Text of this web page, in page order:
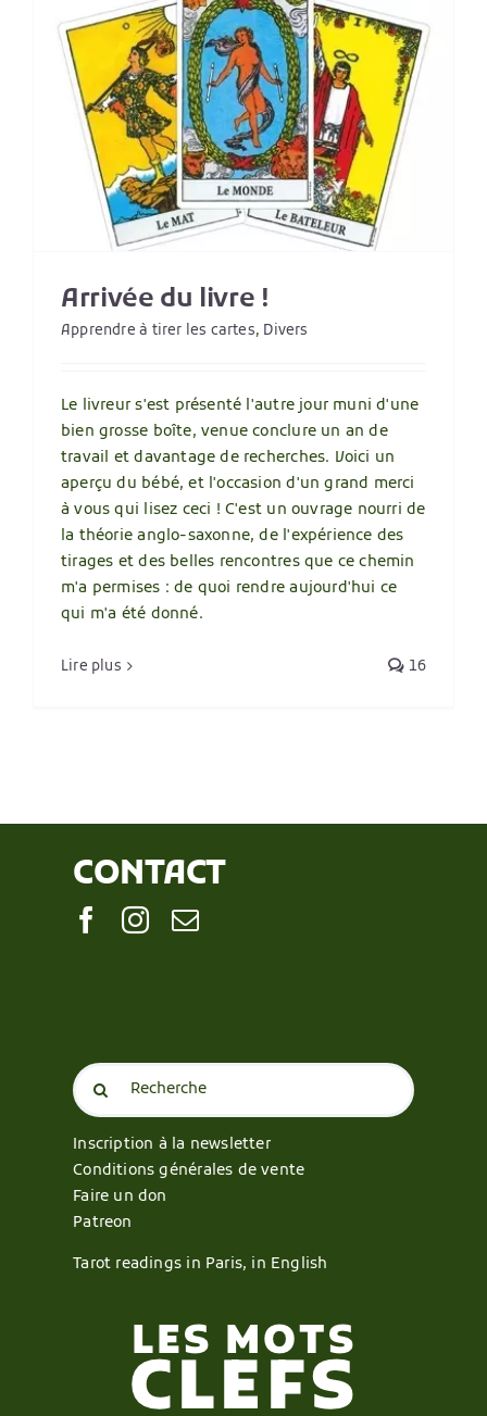
Arrivée du livre !
Apprendre à tirer les cartes, Divers
Le livreur s'est présenté l'autre jour muni d'une
bien grosse boîte, venue conclure un an de
travail et davantage de recherches. Voici un
aperçu du bébé, et l'occasion d'un grand merci
à vous qui lisez ceci ! C'est un ouvrage nourri de
la théorie anglo-saxonne, de l'expérience des
tirages et des belles rencontres que ce chemin
m'a permises : de quoi rendre aujourd'hui ce
qui m'a été donné.
Lire plus 16
CONTACT
Search
for:
Inscription à la newsletter
Conditions générales de vente
Faire un don
Patreon
Tarot readings in Paris, in English